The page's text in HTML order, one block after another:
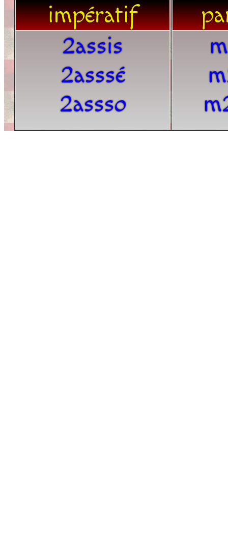
impératif
2assis
2asssé
2assso